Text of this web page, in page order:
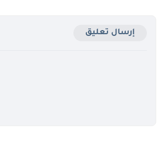
إرسال تعليق